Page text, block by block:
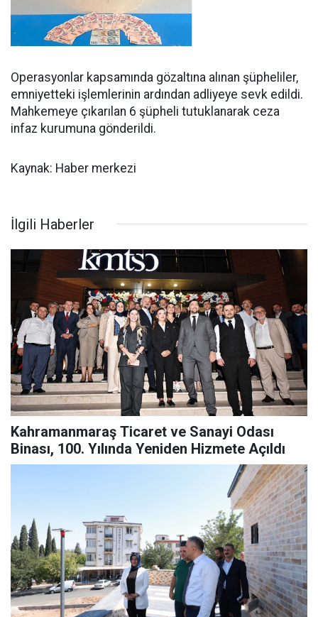
Operasyonlar kapsamında gözaltına alınan şüpheliler,
emniyetteki işlemlerinin ardından adliyeye sevk edildi.
Mahkemeye çıkarılan 6 şüpheli tutuklanarak ceza
infaz kurumuna gönderildi.
Kaynak: Haber merkezi
İlgili Haberler
Kahramanmaraş Ticaret ve Sanayi Odası
Binası, 100. Yılında Yeniden Hizmete Açıldı